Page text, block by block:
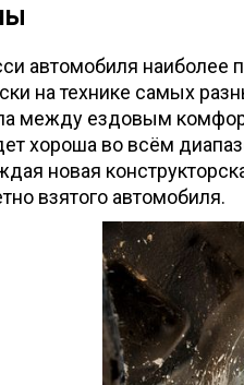
автомобиля наиболее
на технике самых
между ездовым
хороша во всём
новая
взятого автомобиля.